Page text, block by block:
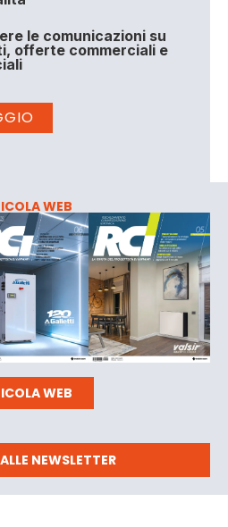
le comunicazioni su
offerte commerciali e
WEB
WEB
NEWSLETTER